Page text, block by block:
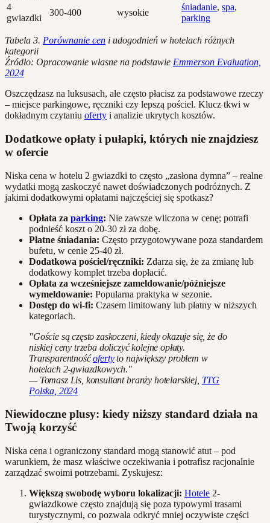
4
gwiazdki
300-400 wysokie
śniadanie, spa,
parking
Tabela 3. Porównanie cen i udogodnień w hotelach różnych
kategorii
Źródło: Opracowanie własne na podstawie Emmerson Evaluation,
2024
Oszczędzasz na luksusach, ale często płacisz za podstawowe rzeczy
– miejsce parkingowe, ręczniki czy lepszą pościel. Klucz tkwi w
dokładnym czytaniu oferty i analizie ukrytych kosztów.
Dodatkowe opłaty i pułapki, których nie znajdziesz
w ofercie
Niska cena w hotelu 2 gwiazdki to często „zasłona dymna” – realne
wydatki mogą zaskoczyć nawet doświadczonych podróżnych. Z
jakimi dodatkowymi opłatami najczęściej się spotkasz?
Opłata za parking: Nie zawsze wliczona w cenę; potrafi
podnieść koszt o 20-30 zł za dobę.
Płatne śniadania: Często przygotowywane poza standardem
bufetu, w cenie 25-40 zł.
Dodatkowa pościel/ręczniki: Zdarza się, że za zmianę lub
dodatkowy komplet trzeba dopłacić.
Opłata za wcześniejsze zameldowanie/późniejsze
wymeldowanie: Popularna praktyka w sezonie.
Dostęp do wi-fi: Czasem limitowany lub płatny w niższych
kategoriach.
"Goście są często zaskoczeni, kiedy okazuje się, że do
niskiej ceny trzeba doliczyć kolejne opłaty.
Transparentnośćofertyto największy problem w
hotelach 2-gwiazdkowych."
— Tomasz Lis, konsultant branży hotelarskiej, TTG
Polska, 2024
Niewidoczne plusy: kiedy niższy standard działa na
Twoją korzyść
Niska cena i ograniczony standard mogą stanowić atut – pod
warunkiem, że masz właściwe oczekiwania i potrafisz racjonalnie
zarządzać swoimi potrzebami. Zyskujesz:
Większą swobodę wyboru lokalizacji: Hotele 2-
gwiazdkowe często znajdują się poza typowymi trasami
turystycznymi, co pozwala odkryć mniej oczywiste części